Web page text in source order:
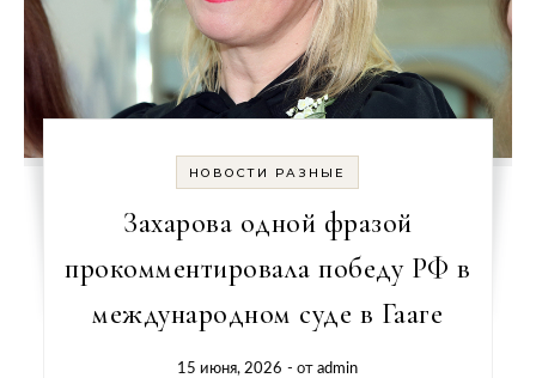
НОВОСТИ РАЗНЫЕ
Захарова одной фразой
прокомментировала победу РФ в
международном суде в Гааге
15 июня, 2026 - отadmin